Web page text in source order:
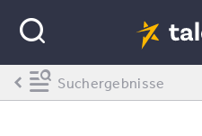
Suchergebnisse